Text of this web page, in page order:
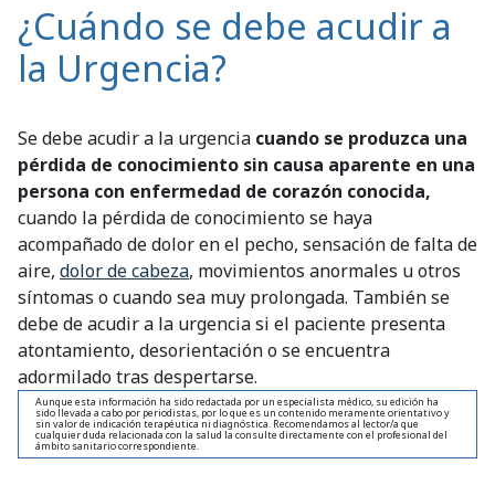
¿Cuándo se debe acudir a
la Urgencia?
Se debe acudir a la urgencia cuando se produzca una
pérdida de conocimiento sin causa aparente en una
persona con enfermedad de corazón conocida,
cuando la pérdida de conocimiento se haya
acompañado de dolor en el pecho, sensación de falta de
aire, dolor de cabeza, movimientos anormales u otros
síntomas o cuando sea muy prolongada. También se
debe de acudir a la urgencia si el paciente presenta
atontamiento, desorientación o se encuentra
adormilado tras despertarse.
Aunque esta información ha sido redactada por un especialista médico, su edición ha
sido llevada a cabo por periodistas, por lo que es un contenido meramente orientativo y
sin valor de indicación terapéutica ni diagnóstica. Recomendamos al lector/a que
cualquier duda relacionada con la salud la consulte directamente con el profesional del
ámbito sanitario correspondiente.